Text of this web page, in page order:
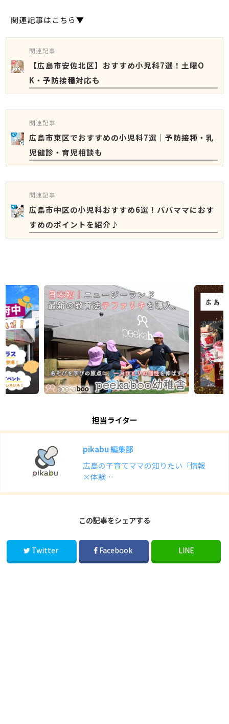
関連記事はこちら▼
関連記事
【広島市安佐北区】おすすめ小児科7選！土曜O
K・予防接種対応も
関連記事
広島市東区でおすすめの小児科7選｜予防接種・乳
児健診・育児相談も
関連記事
広島市中区の小児科おすすめ6選！パパママにおす
すめのポイントを紹介♪
担当ライター
pikabu 編集部
広島の子育てママの知りたい「情報
×体験…
この記事をシェアする
Twitter Facebook LINE